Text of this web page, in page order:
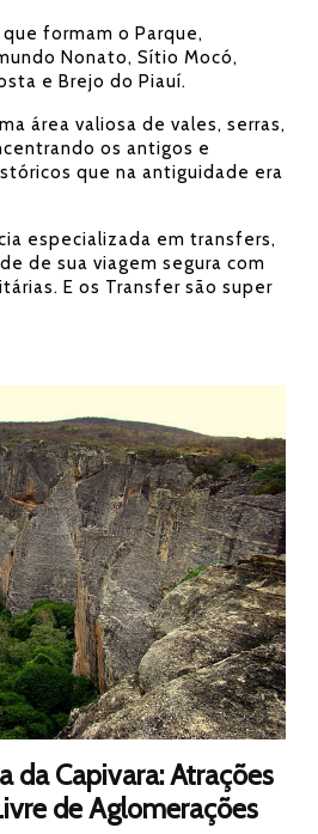
formam o Parque,
Nonato, Sítio Mocó,
e Brejo do Piauí.
área valiosa de vales, serras,
os antigos e
que na antiguidade era
especializada em transfers,
de sua viagem segura com
E os Transfer são super
da Capivara: Atrações
de Aglomerações